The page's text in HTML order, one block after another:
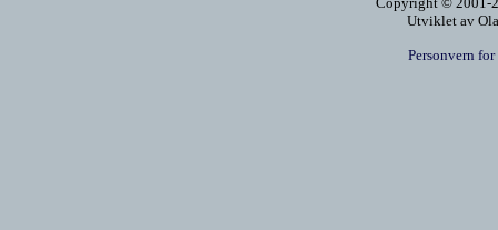
Utviklet av
Personvern